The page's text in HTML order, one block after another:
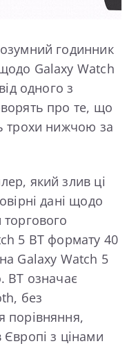
годинник
Galaxy Watch
одного з
про те, що
трохи нижчою за
який злив ці
дані щодо
5 BT формату 40
Galaxy Watch 5
BT означає
без
порівняння,
з цінами